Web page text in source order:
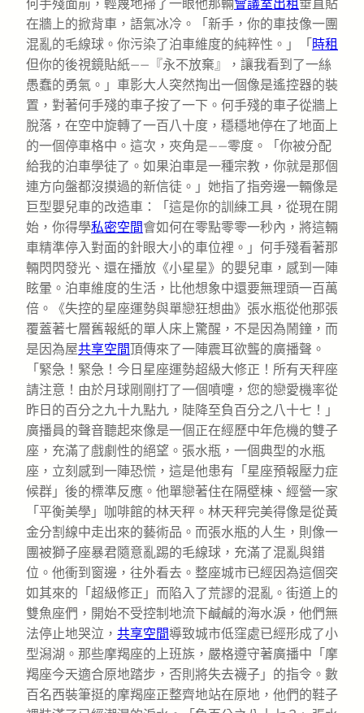
何手殘面前，輕蔑地掃了一眼他那輛會議室出租 垂直貼
在牆上的掀背車，語氣冰冷。「新手，你的車技像一團
混亂的毛線球。你污染了泊車維度的純粹性。」「 時租
但你的後視鏡貼紙——『永不放棄』，讓我看到了一絲
愚蠢的勇氣。」車影大人突然掏出一個像是遙控器的裝
置，對著何手殘的車子按了一下。何手殘的車子從牆上
脫落，在空中旋轉了一百八十度，穩穩地停在了地面上
的一個停車格中。這次，夾角是——零度。「你被分配
給我的泊車學徒了。如果泊車是一種宗教，你就是那個
連方向盤都沒摸過的新信徒。」她指了指旁邊一輛像是
巨型嬰兒車的改造車：「這是你的訓練工具，從現在開
始，你得學私密空間會如何在零點零零一秒內，將這輛
車精準停入對面的針眼大小的車位裡。」何手殘看著那
輛閃閃發光、還在播放《小星星》的嬰兒車，感到一陣
眩暈。泊車維度的生活，比他想象中還要無理頭一百萬
倍。《失控的星座運勢與單戀狂想曲》張水瓶從他那張
覆蓋著七層舊報紙的單人床上驚醒，不是因為鬧鐘，而
是因為屋共享空間頂傳來了一陣震耳欲聾的廣播聲。
「緊急！緊急！今日星座運勢超級大修正！所有天秤座
請注意！由於月球剛剛打了一個噴嚏，您的戀愛機率從
昨日的百分之九十九點九，陡降至負百分之八十七！」
廣播員的聲音聽起來像是一個正在經歷中年危機的雙子
座，充滿了戲劇性的絕望。張水瓶，一個典型的水瓶
座，立刻感到一陣恐慌，這是他患有「星座預報壓力症
候群」後的標準反應。他單戀著住在隔壁棟、經營一家
「平衡美學」咖啡館的林天秤。林天秤完美得像是從黃
金分割線中走出來的藝術品。而張水瓶的人生，則像一
團被獅子座暴君隨意亂踢的毛線球，充滿了混亂與錯
位。他衝到窗邊，往外看去。整座城市已經因為這個突
如其來的「超級修正」而陷入了荒謬的混亂。街道上的
雙魚座們，開始不受控制地流下鹹鹹的海水淚，他們無
法停止地哭泣， 共享空間導致城市低窪處已經形成了小
型潟湖。那些摩羯座的上班族，嚴格遵守著廣播中「摩
羯座今天適合原地踏步，否則將失去襪子」的指令。數
百名西裝筆挺的摩羯座正整齊地站在原地，他們的鞋子